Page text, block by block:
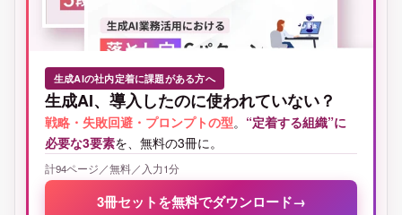
生成AIの社内定着に課題がある方へ
生成AI、導入したのに使われていない？
戦略・失敗回避・プロンプトの型。 “定着する組織”に
必要な3要素を、無料の3冊に。
計94ページ／無料／入力1分
3冊セットを無料でダウンロード→